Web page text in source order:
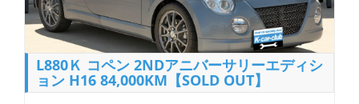
L880Ｋ コペン 2NDアニバーサリーエディシ
ョン H16 84,000KM【SOLD OUT】